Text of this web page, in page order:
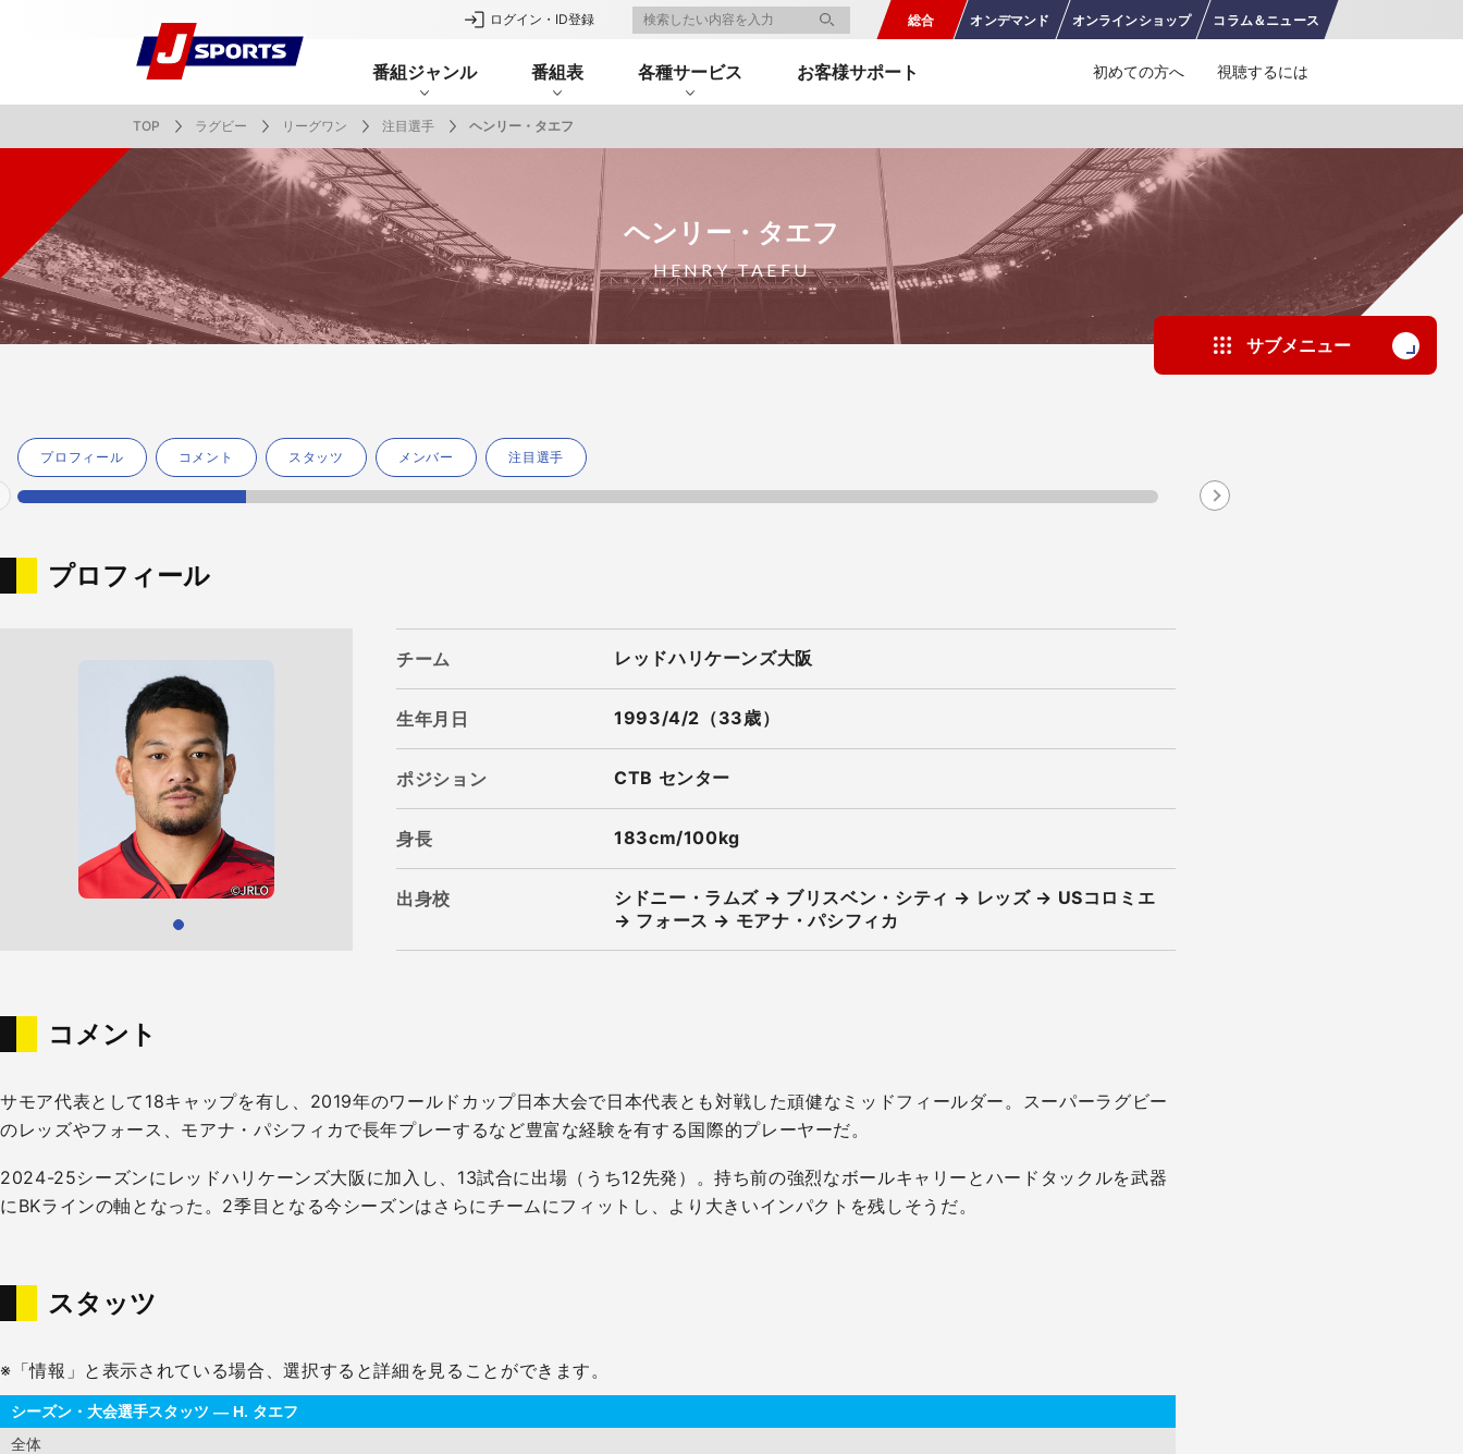
総合 オンデマンド オンラインショップ コラム＆ ニュース
ログイン・ID登録
番組ジャンル
野球 ラグビー
フィギュアス
バドミントン ピックアップ
ドキュメンタリー ハッピーゴルフアワー
ジャパンオープン 全日本社会人バドミントン選手権
ミラノ・コルティナ2026パラリンピック 全日本スキー技術選手権大会
フリーライドワールドツアー
フィギュアスケート
サマーカップ アクアカップ フィギュアスケート学生大会
ISU選手権大会
バスケットボール
大学バスケ オータムリーグ 高校バスケ インターハイ 高校バスケ ウインターカップ2025
大同生命SVリーグ 男子 大同生命SVリーグ 女子 アジアチャンピオンズリーグ ヨーロッパチャンピオンズリーグ
高校バレー インターハイ
モータースポーツ
SUPER GT（スーパーGT） スーパーフォーミュラ フォーミュラE
デイトナ24時間レース
ニュルブルクリンク24時間耐久レース 富士24時間レース
サイクルロードレース
ツール・ド・フランス ジロ・デ・イタリア ブエルタ・ア・エスパーニャ ワンデーレース
シクロクロス
サッカー・フットサル
高円宮杯 JFA サッカープレミアリーグ 高校サッカー インターハイ Foot!超高校サッカー通信 Jユースカップ
和倉ユースサッカー大会
日本代表 ネーションズチャンピオンシップ
海外ラグビー （グレイテスト・ライバルリ
ー・ツアー 2026 〜オールブラックス 南アフ
リカ遠征〜）
関東大学対抗戦 関東大学リーグ戦
MLB中継（メジャーリーグベースボール） 広島東洋カープ 横浜DeNAベイスターズ
NPBジュニアトーナメント KONAMI CUP
2025
番組表
番組表 Ch別番組一覧 番組表のお知らせ J SPORTS 4番組
各種サービス
J SPORTS創立30周年特集ページ お知らせ プレゼント LINE連携について
SNSアカウント一覧 メールマガジン J SPORTSオフィシャルキャラクター 広告お問い合せ
サイクル広告お問い合わせ 簡易中継・ライブ配信サービス サイクルビレッジ オンデマンドをテレビに映すには
お客様サポート 初めての方へ 視聴するには
TOP ラグビー リーグワン 注目選手 ヘンリー・タエフ
ヘンリー・タエフ
HENRY TAEFU
サブメニュー
プロフィール コメント スタッツ メンバー 注目選手
Next
プロフィール
チーム レッドハリケーンズ大阪
生年月日 1993/4/2（33歳）
ポジション CTB センター
身長 183cm/100kg
出身校
シドニー・ラムズ → ブリスベン・シティ → レッズ → USコロミエ
→ フォース → モアナ・パシフィカ
コメント
サモア代表として18キャップを有し、2019年のワールドカップ日本大会で日本代表とも対戦した頑健なミッドフィールダー。スーパーラグビー
のレッズやフォース、モアナ・パシフィカで長年プレーするなど豊富な経験を有する国際的プレーヤーだ。
2024-25シーズンにレッドハリケーンズ大阪に加入し、13試合に出場（うち12先発）。持ち前の強烈なボールキャリーとハードタックルを武器
にBKラインの軸となった。2季目となる今シーズンはさらにチームにフィットし、より大きいインパクトを残しそうだ。
スタッツ
※「情報」と表示されている場合、選択すると詳細を見ることができます。
シーズン・大会選手スタッツ — H. タエフ
全体